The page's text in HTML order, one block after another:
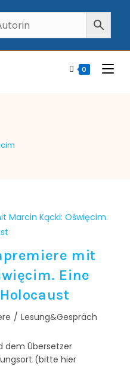
0
mit
Eine
/ Lesung&Gespräch
dem Übersetzer
(bitte hier